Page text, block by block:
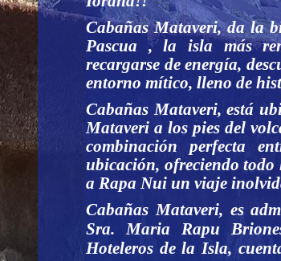
Cabañas Mataveri, da la
Pascua , la isla más
recargarse de energía,
entorno mítico, lleno de
Cabañas Mataveri, está
Mataveri a los pies del
combinación perfecta
ubicación, ofreciendo todo
a Rapa Nui un viaje
Cabañas Mataveri, es
Sra. Maria Rapu
Hoteleros de la Isla,